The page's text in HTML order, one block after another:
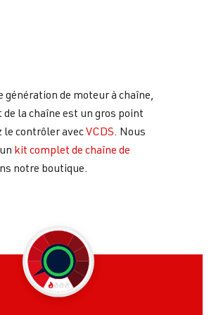
génération de moteur à chaîne,
la chaîne est un gros point
contrôler avecVCDS. Nous
kit complet de chaîne de
notre boutique.